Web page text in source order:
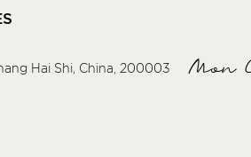
Hai Shi, China, 200003 Mon